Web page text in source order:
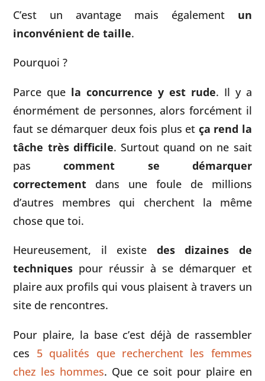
C’est un avantage mais également un
inconvénient de taille.
Pourquoi ?
Parce que la concurrence y est rude. Il y a
énormément de personnes, alors forcément il
faut se démarquer deux fois plus et ça rend la
tâche très difficile. Surtout quand on ne sait
pascomment se démarquer
correctement dans une foule de millions
d’autres membres qui cherchent la même
chose que toi.
Heureusement, il existe des dizaines de
techniques pour réussir à se démarquer et
plaire aux profils qui vous plaisent à travers un
site de rencontres.
Pour plaire, la base c’est déjà de rassembler
ces 5 qualités que recherchent les femmes
chez les hommes. Que ce soit pour plaire en